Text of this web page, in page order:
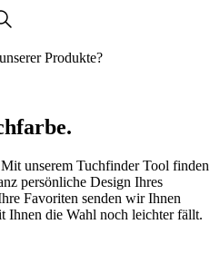
Produkte?
unserem Tuchfinder Tool finden
persönliche Design Ihres
Favoriten senden wir Ihnen
Ihnen die Wahl noch leichter fällt.